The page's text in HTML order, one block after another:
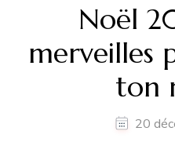
Noël
merveilles
ton
20